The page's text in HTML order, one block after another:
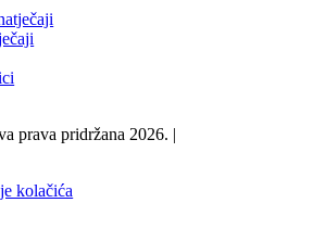
prava pridržana 2026. |
kolačića